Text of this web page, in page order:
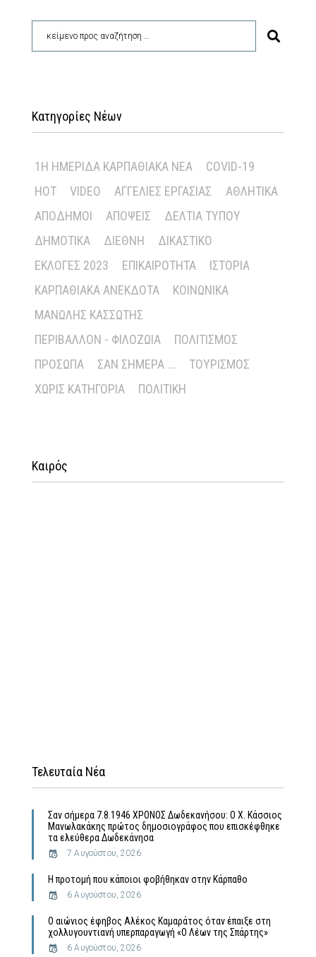
Κατηγορίες Νέων
1Η ΗΜΕΡΊΔΑ ΚΑΡΠΑΘΙΑΚΆ ΝΈΑ
COVID-19
HOT
VIDEO ΑΓΓΕΛΊΕΣ ΕΡΓΑΣΊΑΣ
ΑΘΛΗΤΙΚΆ
ΑΠΌΔΗΜΟΙ
ΑΠΌΨΕΙΣ
ΔΕΛΤΊΑ ΤΎΠΟΥ
ΔΗΜΟΤΙΚΆ
ΔΙΕΘΝΉ
ΔΙΚΑΣΤΙΚΌ
ΕΚΛΟΓΈΣ 2023
ΕΠΙΚΑΙΡΌΤΗΤΑ
ΙΣΤΟΡΊΑ
ΚΑΡΠΑΘΙΑΚΆ ΑΝΈΚΔΟΤΑ
ΚΟΙΝΩΝΙΚΆ
ΜΑΝΏΛΗΣ ΚΑΣΣΏΤΗΣ
ΠΕΡΙΒΆΛΛΟΝ - ΦΙΛΟΖΩΊΑ
ΠΟΛΙΤΙΣΜΌΣ
ΠΡΌΣΩΠΑ
ΣΑΝ ΣΉΜΕΡΑ ...
ΤΟΥΡΙΣΜΌΣ
ΧΩΡΊΣ ΚΑΤΗΓΟΡΊΑ
ΠΟΛΙΤΙΚΉ
Καιρός
Τελευταία Νέα
Σαν σήμερα 7.8.1946 ΧΡΟΝΟΣ Δωδεκανήσου: Ο Χ. Κάσσιος
Μανωλακάκης πρώτος δημοσιογράφος που επισκέφθηκε
τα ελεύθερα Δωδεκάνησα
7 Αυγούστου, 2026
Η προτομή που κάποιοι φοβήθηκαν στην Κάρπαθο
6 Αυγούστου, 2026
Ο αιώνιος έφηβος Αλέκος Καμαράτος όταν έπαιξε στη
χολλυγουντιανή υπερπαραγωγή «Ο Λέων της Σπάρτης»
6 Αυγούστου, 2026